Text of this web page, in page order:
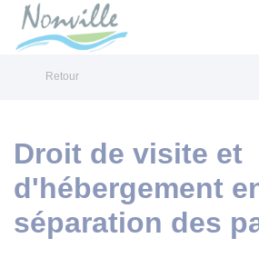
Retour
Droit de visite et
d'hébergement
séparation des